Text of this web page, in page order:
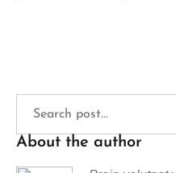
About the author